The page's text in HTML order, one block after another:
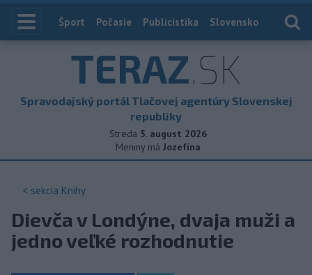
Index
Šport Počasie Publicistika Slovensko
TERAZ.SK
Spravodajský portál Tlačovej agentúry Slovenskej
republiky
Streda 5. august 2026
Meniny má Jozefína
< sekcia Knihy
Dievča v Londýne, dvaja muži a
jedno veľké rozhodnutie